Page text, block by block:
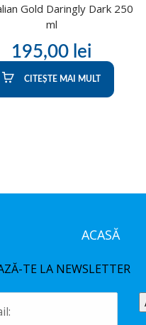
Gold Daringly Dark 250
ml
195,00 lei
CITEȘTE MAI MULT
ACASĂ
TE LA NEWSLETTER